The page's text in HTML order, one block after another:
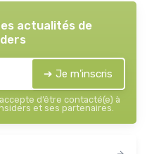
actualités de
➔ Je m'inscris
d’être contacté(e) à
et ses partenaires.